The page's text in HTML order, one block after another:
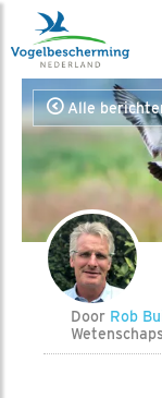
Alle
Door Rob